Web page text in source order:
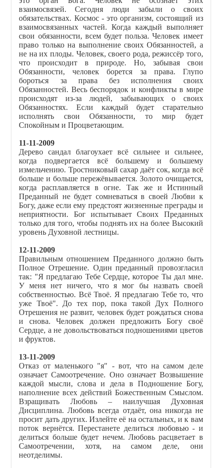
взаимосвязей. Сегодня люди забыли о своих
обязательствах. Космос - это организм, состоящий из
взаимосвязанных частей. Когда каждый выполняет
свои обязанности, всем будет польза. Человек имеет
право только на выполнение своих Обязанностей, а
не на их плоды. Человек, своего рода, режиссёр того,
что происходит в природе. Но, забывая свои
Обязанности, человек борется за права. Глупо
бороться за права без исполнения своих
Обязанностей. Весь беспорядок и конфликты в мире
происходят из-за людей, забывающих о своих
Обязанностях. Если каждый будет старательно
исполнять свои Обязанности, то мир будет
Спокойным и Процветающим.
11-11-2009
Дерево сандал благоухает всё сильнее и сильнее,
когда подвергается всё большему и большему
измельчению. Тростниковый сахар даёт сок, когда всё
больше и больше пережёвывается. Золото очищается,
когда расплавляется в огне. Так же и Истинный
Преданный не будет сомневаться в своей Любви к
Богу, даже если ему предстоят жизненные преграды и
неприятности. Бог испытывает Своих Преданных
только для того, чтобы поднять их на более Высокий
уровень Духовной лестницы.
12-11-2009
Правильным отношением Преданного должно быть
Полное Отрешение. Один преданный провозгласил
так: "Я предлагаю Тебе Сердце, которое Ты дал мне.
У меня нет ничего, что я мог бы назвать своей
собственностью. Всё Твоё. Я предлагаю Тебе то, что
уже Твоё". До тех пор, пока такой Дух Полного
Отрешения не развит, человек будет рождаться снова
и снова. Человек должен предложить Богу своё
Сердце, а не довольствоваться подношениями цветов
и фруктов.
13-11-2009
Отказ от маленького "я" - вот, что на самом деле
означает Самоотречение. Оно означает Возвышение
каждой мысли, слова и дела в Подношение Богу,
наполнение всех действий Божественным Смыслом.
Взращивать Любовь – наилучшая Духовная
Дисциплина. Любовь всегда отдаёт, она никогда не
просит дать других. Излейте её на остальных, и к вам
поток вернётся. Перестанете делиться любовью - и
делиться больше будет нечем. Любовь расцветает в
Самоотречении, хотя, на самом деле, они
неотделимы.